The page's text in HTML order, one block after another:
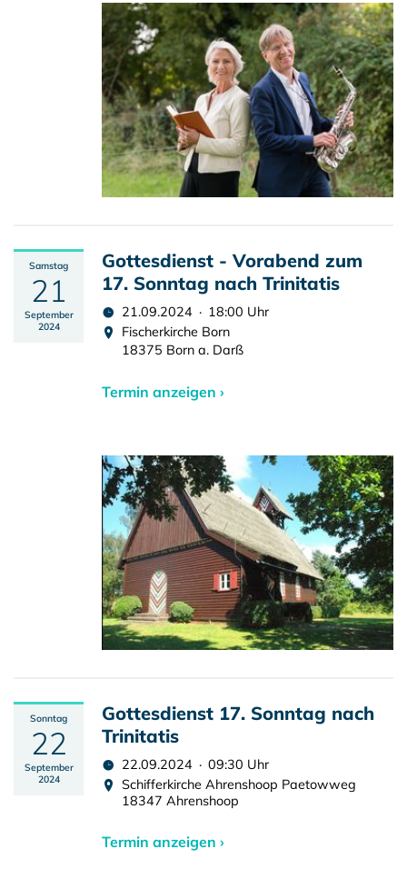
Samstag
21
September
2024
Gottesdienst - Vorabend zum
17. Sonntag nach Trinitatis
21.09.2024 · 18:00 Uhr
Fischerkirche Born
18375 Born a. Darß
Termin anzeigen ›
Sonntag
22
September
2024
Gottesdienst 17. Sonntag nach
Trinitatis
22.09.2024 · 09:30 Uhr
Schifferkirche Ahrenshoop Paetowweg
18347 Ahrenshoop
Termin anzeigen ›